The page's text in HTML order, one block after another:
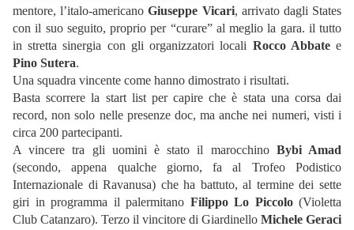
mentore, l’italo-americanoGiuseppe Vicari, arrivato dagli States
con il suo seguito, proprio per “curare” al meglio la gara. il tutto
in stretta sinergia con gli organizzatori locali Rocco Abbatee
Pino Sutera.
Una squadra vincente come hanno dimostrato i risultati.
Basta scorrere la start list per capire che è stata una corsa dai
record, non solo nelle presenze doc, ma anche nei numeri, visti i
circa 200 partecipanti.
A vincere tra gli uomini è stato il marocchino Bybi Amad
(secondo, appena qualche giorno, fa al Trofeo Podistico
Internazionale di Ravanusa) che ha battuto, al termine dei sette
giri in programma il palermitano Filippo Lo Piccolo(Violetta
Club Catanzaro). Terzo il vincitore di Giardinello Michele Geraci